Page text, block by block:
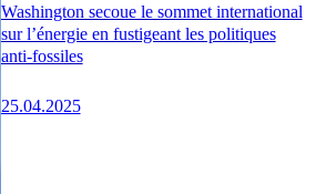
Washington secoue le sommet international
sur l’énergie en fustigeant les politiques
anti-fossiles
25.04.2025